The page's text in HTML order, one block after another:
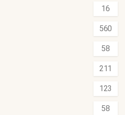
16
560
58
211
123
58